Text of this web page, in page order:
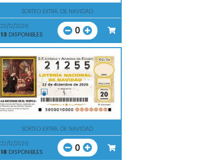
SORTEO EXTRA. DE NAVIDAD
22/12/2026
13 DISPONIBLES 0
SORTEO EXTRA. DE NAVIDAD
22/12/2026
18 DISPONIBLES 0